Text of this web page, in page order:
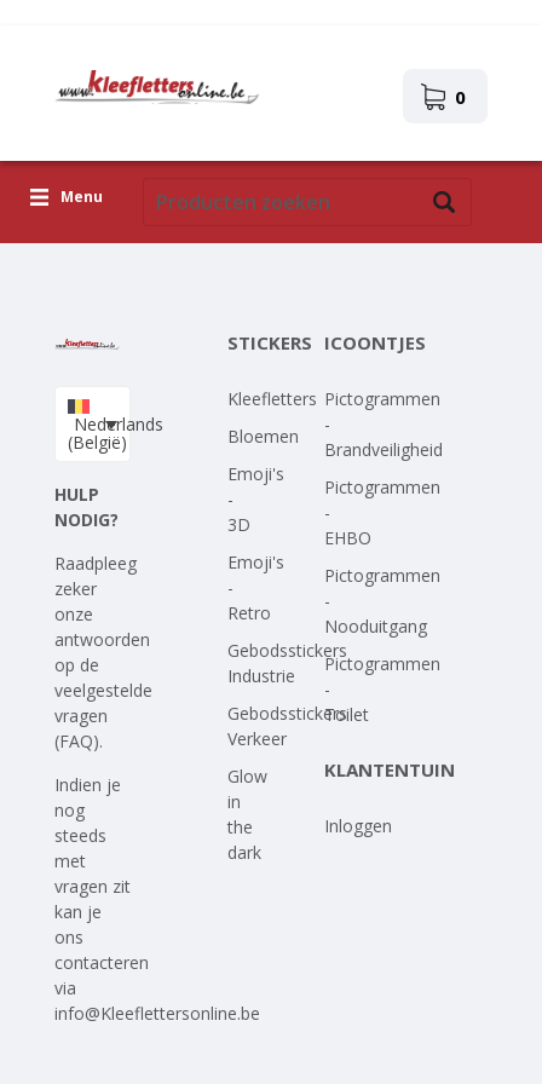
0
Menu
Upload je eigen ontwerp
Corona Covid-19
Nederlands
(België)
HULP
NODIG?
Raadpleeg
zeker
onze
antwoorden
op de
veelgestelde
vragen
(FAQ).
Indien je
nog
steeds
met
vragen zit
kan je
ons
contacteren
via
info@Kleeflettersonline.be
STICKERS
Kleefletters
Bloemen
Emoji's
-
3D
Emoji's
-
Retro
Gebodsstickers
Industrie
Gebodsstickers
Verkeer
Glow
in
the
dark
ICOONTJES
Pictogrammen
-
Brandveiligheid
Pictogrammen
-
EHBO
Pictogrammen
-
Nooduitgang
Pictogrammen
-
Toilet
KLANTENTUIN
Inloggen